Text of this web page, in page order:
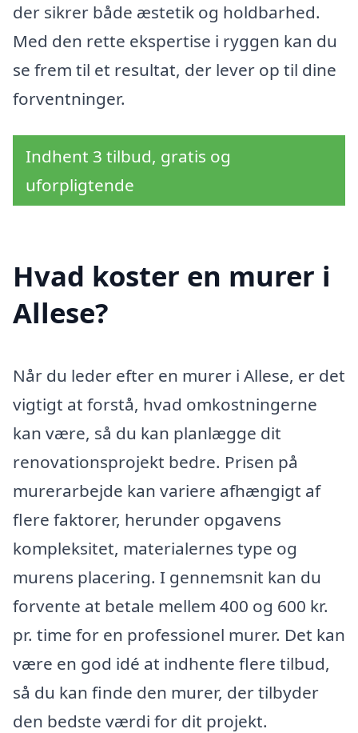
der sikrer både æstetik og holdbarhed.
Med den rette ekspertise i ryggen kan du
se frem til et resultat, der lever op til dine
forventninger.
Indhent 3 tilbud, gratis og
uforpligtende
Hvad koster en murer i
Allese?
Når du leder efter en murer i Allese, er det
vigtigt at forstå, hvad omkostningerne
kan være, så du kan planlægge dit
renovationsprojekt bedre. Prisen på
murerarbejde kan variere afhængigt af
flere faktorer, herunder opgavens
kompleksitet, materialernes type og
murens placering. I gennemsnit kan du
forvente at betale mellem 400 og 600 kr.
pr. time for en professionel murer. Det kan
være en god idé at indhente flere tilbud,
så du kan finde den murer, der tilbyder
den bedste værdi for dit projekt.